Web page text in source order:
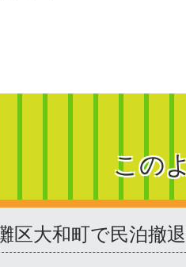
この
区大和町で民泊撤